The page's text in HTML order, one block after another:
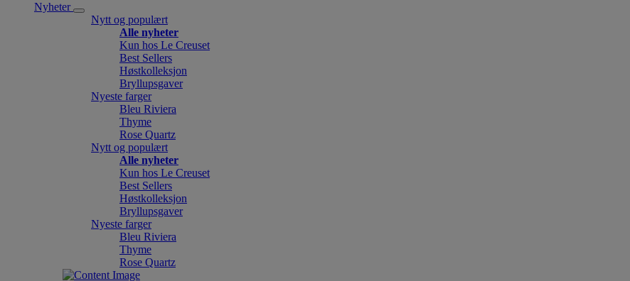
Nyheter
Nytt og populært
Alle nyheter
Kun hos Le Creuset
Best Sellers
Høstkolleksjon
Bryllupsgaver
Nyeste farger
Bleu Riviera
Thyme
Rose Quartz
Nytt og populært
Alle nyheter
Kun hos Le Creuset
Best Sellers
Høstkolleksjon
Bryllupsgaver
Nyeste farger
Bleu Riviera
Thyme
Rose Quartz